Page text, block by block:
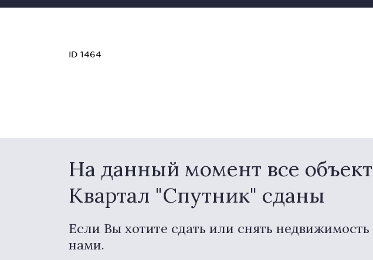
ID 1464
На данный момент все
Квартал "Спутник" сданы
Если Вы хотите сдать или снять
нами.